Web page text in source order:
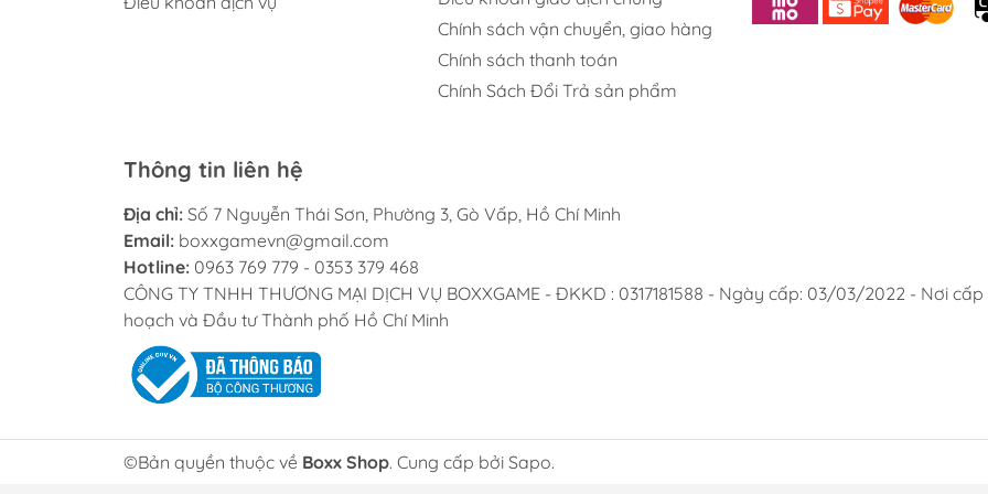
- Sản phẩm được bảo hành trong vòng 12 tháng trong các lỗi được xác định là do nhà sản xuất.
Chính sách vận chuyển, giao hàng
Chính sách thanh toán
Chính Sách Đổi Trả sản phẩm
Thông tin liên hệ
Địa chỉ: Số 7 Nguyễn Thái Sơn, Phường 3, Gò Vấp, Hồ Chí Minh
Email: boxxgamevn@gmail.com
Hotline: 0963 769 779 - 0353 379 468
CÔNG TY TNHH THƯƠNG MẠI DỊCH VỤ BOXXGAME - ĐKKD : 0317181588 - Ngày cấp: 03/03/2022 - Nơi cấp
hoạch và Đầu tư Thành phố Hồ Chí Minh
©Bản quyền thuộc về Boxx Shop. Cung cấp bởi Sapo.